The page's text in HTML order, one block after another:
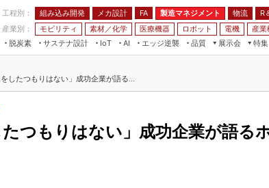
工程別： 組み込み開発 メカ設計 FA 製造マネジメント 物流 R
産業別：
モビリティ 素材／化学 医療機器 ロボット 電機 産業
脱炭素
サステナ設計
IoT
ビス
AI
備保全
AI
エッジ逆襲 品質
展示会
JIMTOF
IIFES
特集
つながるクルマ
FA
したつもりはない」成功企業が語る...
たつもりはない」成功企業が語る